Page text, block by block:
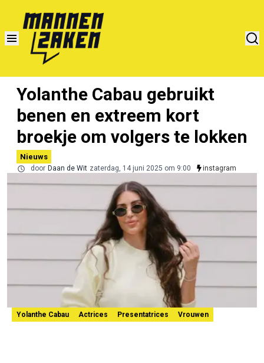
Yolanthe Cabau gebruikt
benen en extreem kort
broekje om volgers te lokken
Nieuws
door Daan de Wit zaterdag, 14 juni 2025 om 9:00 instagram
Yolanthe Cabau Actrices Presentatrices Vrouwen